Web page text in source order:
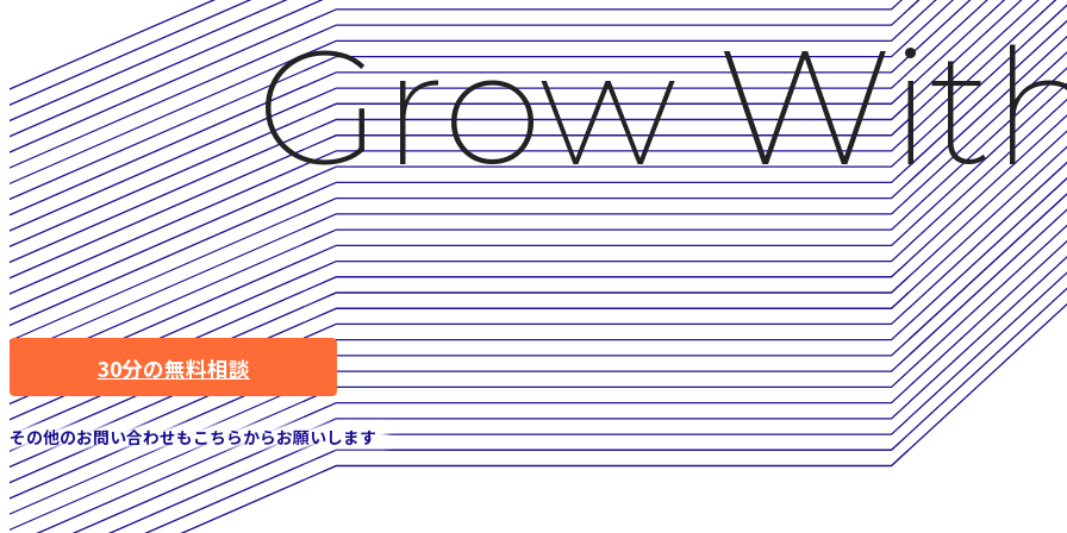
Grow
30分の無料相談
その他のお問い合わせもこちらからお願いします